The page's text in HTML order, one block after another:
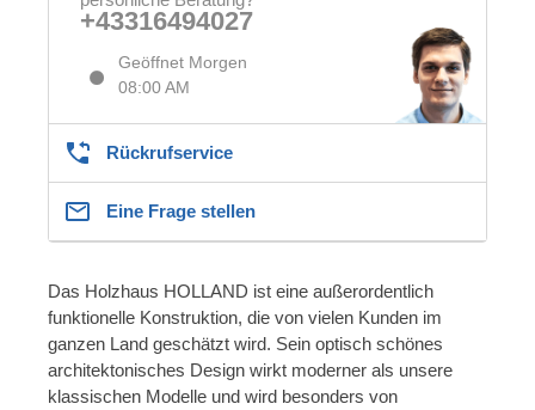
+43316494027
Geöffnet Morgen
08:00 AM
Rückrufservice
Eine Frage stellen
Das Holzhaus HOLLAND ist eine außerordentlich
funktionelle Konstruktion, die von vielen Kunden im
ganzen Land geschätzt wird. Sein optisch schönes
architektonisches Design wirkt moderner als unsere
klassischen Modelle und wird besonders von